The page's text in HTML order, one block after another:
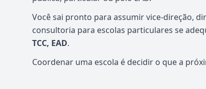
Você sai pronto para assumir vice-direção,
consultoria para escolas particulares se
TCC, EAD.
Coordenar uma escola é decidir o que a